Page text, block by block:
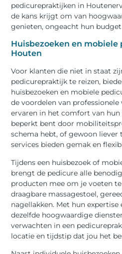
pedicurepraktijken in
de kans krijgt om van
genieten, ongeacht hun
Huisbezoeken en mobiele
Houten
Voor klanten die niet in staat
pedicurepraktijk te reizen,
huisbezoeken en mobiele
de voordelen van
ervaren in het comfort van hun
beperkt bent door
schema hebt, of gewoon liever
services bieden gemak en
Tijdens een huisbezoek of
brengt de pedicure alle
producten mee om je voeten
draagbare massagestoel,
nagellakken. Met hun
dezelfde hoogwaardige
verwachten in een
locatie en tijdstip dat jou het